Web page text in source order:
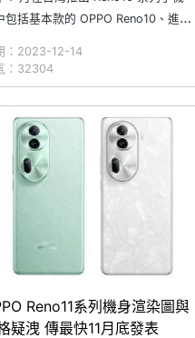
包括基本款的 OPPO Reno10、進階
潛望式長焦鏡頭的高階版 OPPO
Pro+，隨著 OPPO Reno10 系列
至今將
：2023-12-14
：32304
Reno11系列機身渲染圖與
疑洩 傳最快11月底發表